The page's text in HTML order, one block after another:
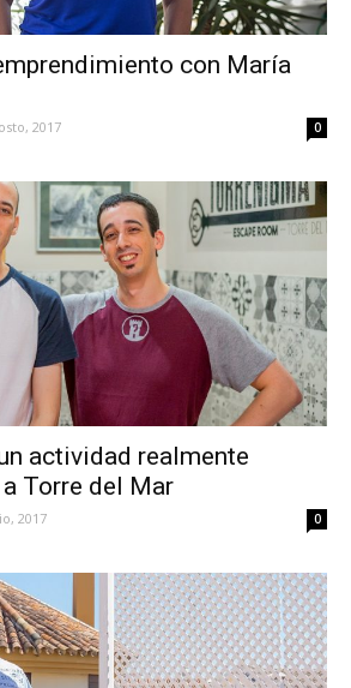
con María
2017 0
actividad realmente
Torre del Mar
2017 0